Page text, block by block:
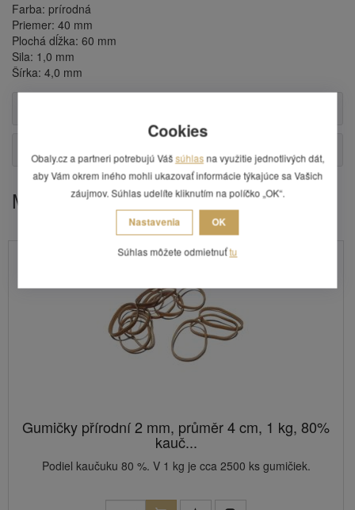
Farba: prírodná
Priemer: 40 mm
Plochá dĺžka: 60 mm
Sila: 1,0 mm
Šírka: 4,0 mm
Mohlo by Vás zaujímať
Gumičky přírodní 2 mm, průměr 4 cm, 1 kg, 80%
kauč...
Podiel kaučuku 80 %. V 1 kg je cca 2500 ks gumičiek.
Cookies
Obaly.cz a partneri potrebujú Vášsúhlas na využitie jednotlivých dát,
aby Vám okrem iného mohli ukazovať informácie týkajúce sa Vašich
záujmov. Súhlas udelíte kliknutím na políčko „OK“.
Nastavenia OK
Súhlas môžete odmietnuťtu